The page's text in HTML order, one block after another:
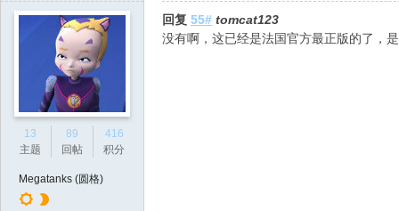
13
主题
89
回帖
416
积分
Megatanks (圆格)
回复 55# tomcat123
没有啊，这已经是法国官方最正版的了，